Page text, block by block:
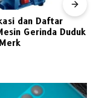
dan Daftar
Gerinda Duduk